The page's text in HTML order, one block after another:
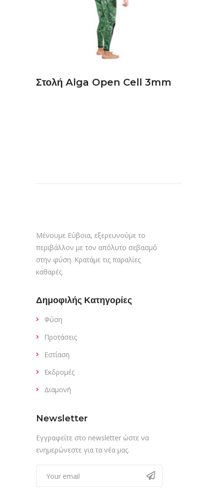
Στολή Alga Open Cell 3mm
Μένουμε Εύβοια, εξερευνούμε το
περιβάλλον με τον απόλυτο σεβασμό
στην φύση. Κρατάμε τις παραλίες
καθαρές.
Δημοφιλής Κατηγορίες
Φύση
Προτάσεις
Εστίαση
Εκδρομές
Διαμονή
Newsletter
Εγγραφείτε στο newsletter ώστε να
ενημερώνεστε για τα νέα μας.